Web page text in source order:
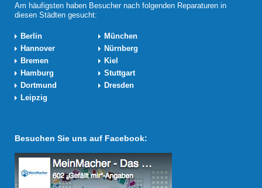
Am häufigsten haben Besucher nach folgenden Reparaturen in
diesen Städten gesucht:
Berlin
München
Hannover
Nürnberg
Bremen
Kiel
Hamburg
Stuttgart
Dortmund
Dresden
Leipzig
Besuchen Sie uns auf Facebook: